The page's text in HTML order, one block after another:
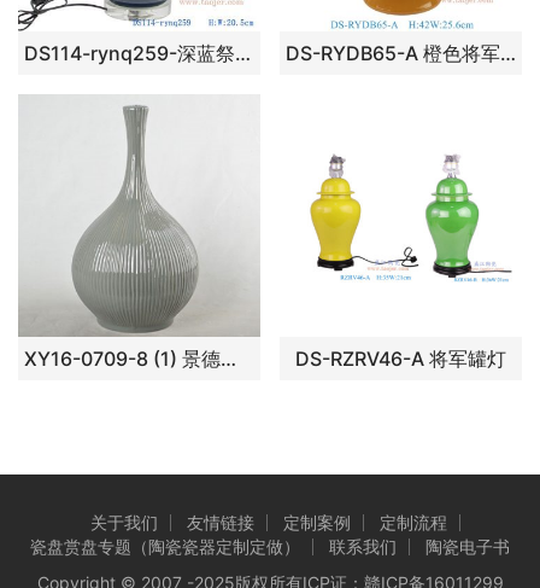
DS114-rynq259-深蓝祭蓝颜色釉陶瓷葫芦灯具 DS-RYDB65-A 橙色将军罐灯具
XY16-0709-8 (1) 景德镇 酱色 陶瓷台灯底座 艺术摆件品 DS-RZRV46-A 将军罐灯
关于我们 友情链接 定制案例
定制流程
瓷盘赏盘专题（陶瓷瓷器定制定做）
联系我们
陶瓷电子书
Copyright © 2007 -2025版权所有ICP证： 赣ICP备16011299